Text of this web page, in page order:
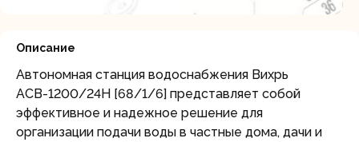
Описание
Автономная станция водоснабжения Вихрь
АСВ-1200/24Н [68/1/6] представляет собой
эффективное и надежное решение для
организации подачи воды в частные дома, дачи и